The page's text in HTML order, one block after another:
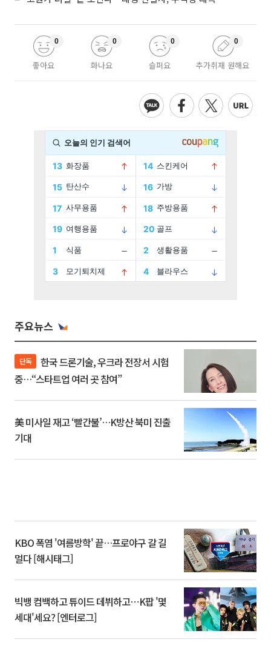
좋아요
0
화나요
0
슬퍼요
0
추가취재 원해요
0
주요뉴스
단독
중…“스타트업 여러 곳 참여”
美 미사일 재고 ‘빨간불’…K방산 북미 진출
기대
KBO 폭염 '여름방학' 끝…프로야구 갈 길
멀다 [해시태그]
빅뱅 컴백하고 튜이드 데뷔하고⋯K팝 '몇
세대'세요? [엔터로그]